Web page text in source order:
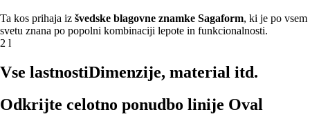
Ta kos prihaja iz švedske blagovne znamke Sagaform, ki je po vsem
svetu znana po popolni kombinaciji lepote in funkcionalnosti.
2 l
Vse lastnostiDimenzije, material itd.
Odkrijte celotno ponudbo linije Oval